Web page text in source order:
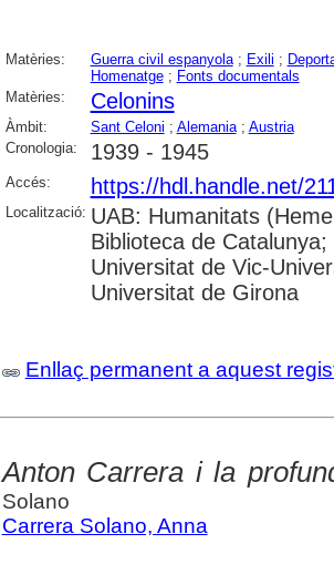
Matèries: Guerra civil espanyola; Exili ;
Homenatge; Fonts documentals
Matèries:
Celonins
Àmbit: Sant Celoni ; Alemania; Austria
Cronologia:
1939 - 1945
Accés: https://hdl.handle.net/
Localització: UAB: Humanitats
Biblioteca de
Universitat de Vic-
Universitat de Girona
Enllaç permanent a aquest
Anton Carrera i la
Solano
Carrera Solano, Anna